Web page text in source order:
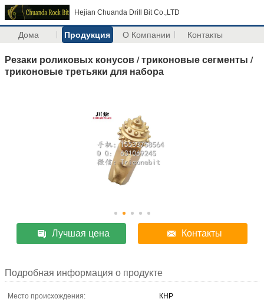
Hejian Chuanda Drill Bit Co.,LTD
Дома Продукция О Компании Контакты
Резаки роликовых конусов / триконовые сегменты /
триконовые третьяки для набора
Лучшая цена Контакты
Подробная информация о продукте
Место происхождения:
КНР